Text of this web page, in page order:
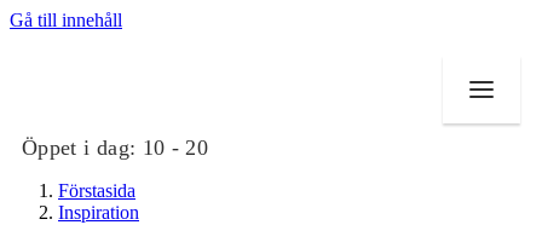
Gå till innehåll
Öppet i dag: 10 - 20
Förstasida
Inspiration